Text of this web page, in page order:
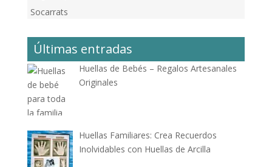
Socarrats
Últimas entradas
Huellas de Bebés – Regalos Artesanales
Originales
Huellas Familiares: Crea Recuerdos
Inolvidables con Huellas de Arcilla